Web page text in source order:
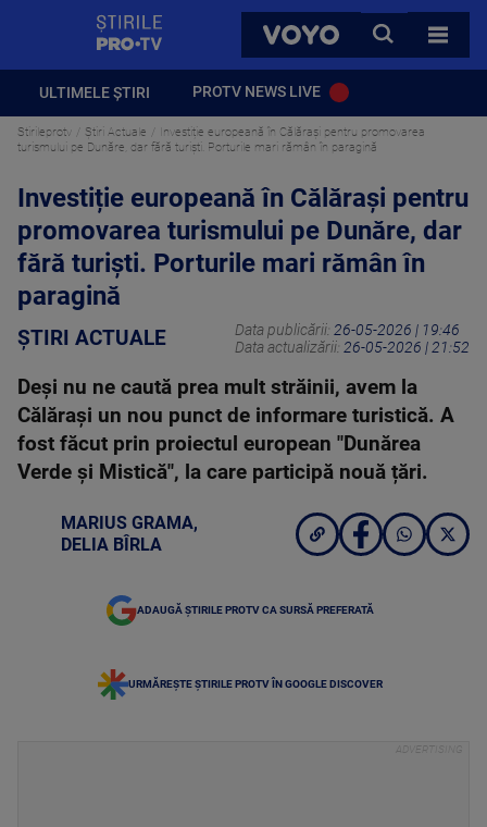
VOYO
CAUTA
TOATE
ULTIMELE ȘTIRI PROTV NEWS LIVE
Stirileprotv Știri Actuale
Investiție europeană în Călărași pentru promovarea
turismului pe Dunăre, dar fără turiști. Porturile mari rămân în paragină
Investiție europeană în Călărași pentru
promovarea turismului pe Dunăre, dar
fără turiști. Porturile mari rămân în
paragină
ȘTIRI ACTUALE Data publicării: 26-05-2026 | 19:46
Data actualizării: 26-05-2026 | 21:52
Deși nu ne caută prea mult străinii, avem la
Călărași un nou punct de informare turistică. A
fost făcut prin proiectul european "Dunărea
Verde și Mistică", la care participă nouă țări.
MARIUS GRAMA,
DELIA BÎRLA
ADAUGĂ ȘTIRILE PROTV CA SURSĂ PREFERATĂ
URMĂREȘTE ȘTIRILE PROTV ÎN GOOGLE DISCOVER